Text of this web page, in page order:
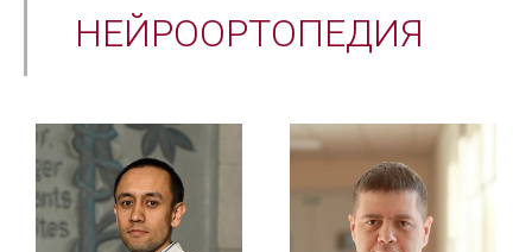
НЕЙРООРТОПЕДИЯ